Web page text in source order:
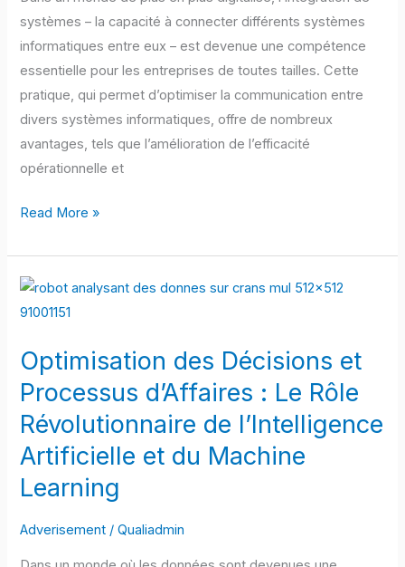
systèmes – la capacité à connecter différents systèmes
informatiques entre eux – est devenue une compétence
essentielle pour les entreprises de toutes tailles. Cette
pratique, qui permet d’optimiser la communication entre
divers systèmes informatiques, offre de nombreux
avantages, tels que l’amélioration de l’efficacité
opérationnelle et
Efficacement
Divers
Systèmes
Read More »
Optimisation des Décisions et
Processus d’Affaires : Le Rôle
Révolutionnaire de l’Intelligence
Artificielle et du Machine
Learning
Adverisement /Qualiadmin
Optimisation
des
et
Processus
:
Le
Rôle
Révolutionnaire
de
l’Intelligence